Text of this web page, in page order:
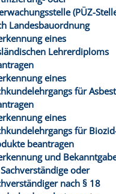
(PÜZ-
Landesbauordnung
eines
Lehrerdiploms
eines
für Asbest
eines
für
beantragen
und
oder
nach § 18